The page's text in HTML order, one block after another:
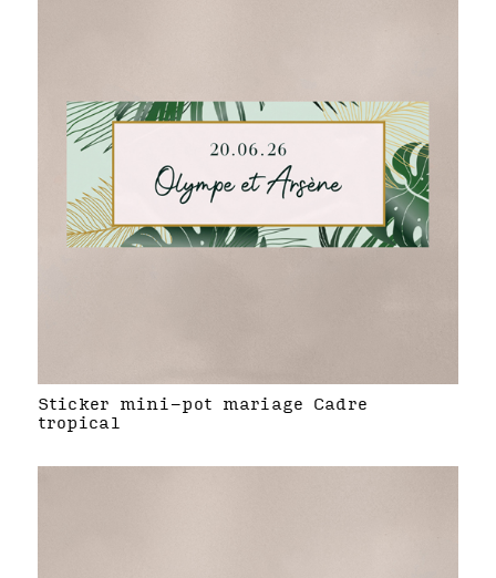
Sticker mini-pot mariage Cadre
tropical